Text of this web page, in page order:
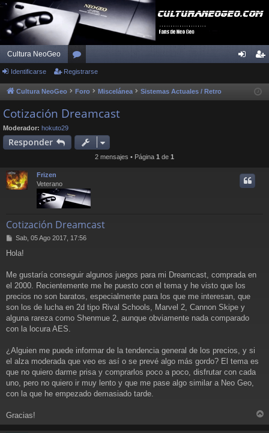
Cultura NeoGeo
or
os ist
Identificarse Registrarse
Cultura NeoGeo Foro Miscelánea Sistemas Actuales / Retro
Cotización Dreamcast
Moderador: hokuto29
Responder
2 mensajes • Página 1 de 1
Frizen
Veterano
Cotización Dreamcast
M
n
a
Sab, 05 Ago 2017, 17:56
Hola!
Me gustaría conseguir algunos juegos para mi Dreamcast, comprada en
el 2000. Recientemente me he puesto con el tema y he visto que los
precios no son baratos, especialmente para los que me interesan, que
son los de lucha en 2d tipo Rival Schools, Marvel 2, Cannon Skipe y
alguna rareza como Shenmue 2, aunque obviamente nada comparado
con la locura AES.
¿Alguien me puede informar de la tendencia general de los precios, y si
el alza moderada que veo es así o se prevé algo más gordo? El tema es
que no quiero darme prisa y comprarlos poco a poco, disfrutar con cada
uno, pero no quiero ir muy lento y que me pase algo similar a Neo Geo,
con la que he empezado demasiado tarde.
Gracias!
r